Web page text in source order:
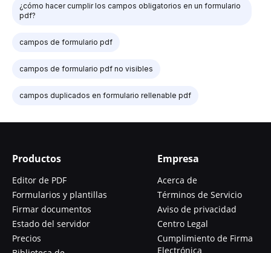
¿cómo hacer cumplir los campos obligatorios en un formulario
pdf?
campos de formulario pdf
campos de formulario pdf no visibles
campos duplicados en formulario rellenable pdf
Productos
Editor de PDF
Formularios y plantillas
Firmar documentos
Estado del servidor
Precios
Empresa
Acerca de
Términos de Servicio
Aviso de privacidad
Centro Legal
Cumplimiento de Firma
Electrónica